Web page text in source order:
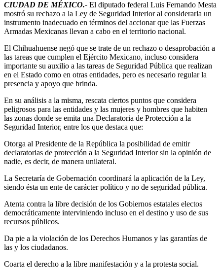
CIUDAD DE MÉXICO.- El diputado federal Luis Fernando Mesta
mostró su rechazo a la Ley de Seguridad Interior al considerarla un
instrumento inadecuado en términos del accionar que las Fuerzas
Armadas Mexicanas llevan a cabo en el territorio nacional.
El Chihuahuense negó que se trate de un rechazo o desaprobación a
las tareas que cumplen el Ejército Mexicano, incluso considera
importante su auxilio a las tareas de Seguridad Pública que realizan
en el Estado como en otras entidades, pero es necesario regular la
presencia y apoyo que brinda.
En su análisis a la misma, rescata ciertos puntos que considera
peligrosos para las entidades y las mujeres y hombres que habiten
las zonas donde se emita una Declaratoria de Protección a la
Seguridad Interior, entre los que destaca que:
Otorga al Presidente de la República la posibilidad de emitir
declaratorias de protección a la Seguridad Interior sin la opinión de
nadie, es decir, de manera unilateral.
La Secretaría de Gobernación coordinará la aplicación de la Ley,
siendo ésta un ente de carácter político y no de seguridad pública.
Atenta contra la libre decisión de los Gobiernos estatales electos
democráticamente interviniendo incluso en el destino y uso de sus
recursos públicos.
Da pie a la violación de los Derechos Humanos y las garantías de
las y los ciudadanos.
Coarta el derecho a la libre manifestación y a la protesta social.